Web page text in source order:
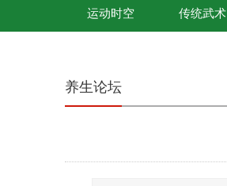
运动时空 传统武术
养生论坛